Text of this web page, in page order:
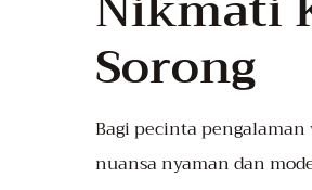
Sorong
Bagi pecinta
nuansa nyaman dan